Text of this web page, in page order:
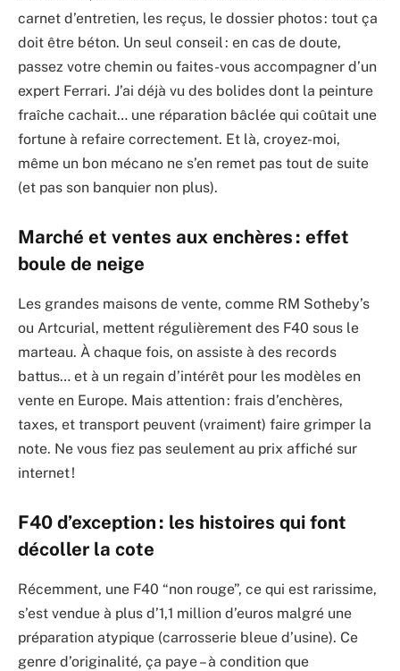
carnet d’entretien, les reçus, le dossier photos : tout ça
doit être béton. Un seul conseil : en cas de doute,
passez votre chemin ou faites-vous accompagner d’un
expert Ferrari. J’ai déjà vu des bolides dont la peinture
fraîche cachait… une réparation bâclée qui coûtait une
fortune à refaire correctement. Et là, croyez-moi,
même un bon mécano ne s’en remet pas tout de suite
(et pas son banquier non plus).
Marché et ventes aux enchères : effet
boule de neige
Les grandes maisons de vente, comme RM Sotheby’s
ou Artcurial, mettent régulièrement des F40 sous le
marteau. À chaque fois, on assiste à des records
battus… et à un regain d’intérêt pour les modèles en
vente en Europe. Mais attention : frais d’enchères,
taxes, et transport peuvent (vraiment) faire grimper la
note. Ne vous fiez pas seulement au prix affiché sur
internet !
F40 d’exception : les histoires qui font
décoller la cote
Récemment, une F40 “non rouge”, ce qui est rarissime,
s’est vendue à plus d’1,1 million d’euros malgré une
préparation atypique (carrosserie bleue d’usine). Ce
genre d’originalité, ça paye – à condition que